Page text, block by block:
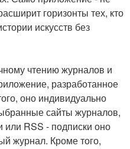
горизонты тех, кто
искусств без
чтению журналов и
разработанное
оно индивидуально
сайты журналов,
или RSS - подписки оно
журнал. Кроме того,